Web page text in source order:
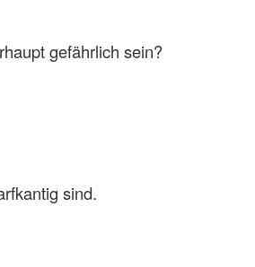
gefährlich sein?
sind.